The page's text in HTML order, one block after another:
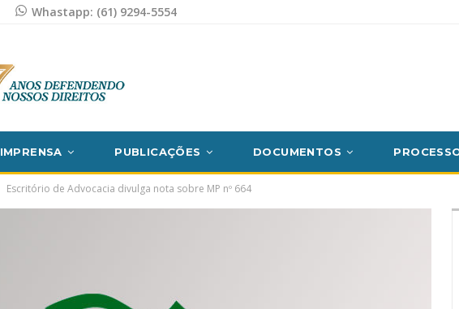
Whastapp: (61) 9294-5554
IMPRENSA PUBLICAÇÕES DOCUMENTOS
Escritório de Advocacia divulga nota sobre MP nº 664